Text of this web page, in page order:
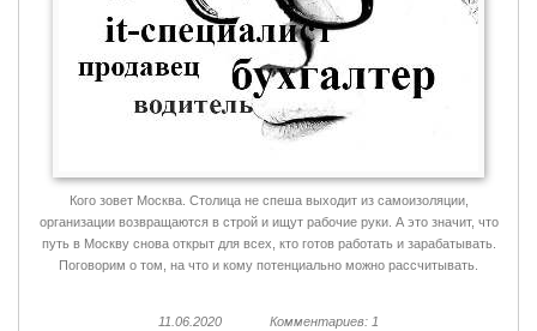
Кого зовет Москва. Столица не спеша выходит из самоизоляции,
организации возвращаются в строй и ищут рабочие руки. А это значит, что
путь в Москву снова открыт для всех, кто готов работать и зарабатывать.
Поговорим о том, на что и кому потенциально можно рассчитывать.
11.06.2020
Комментариев: 1